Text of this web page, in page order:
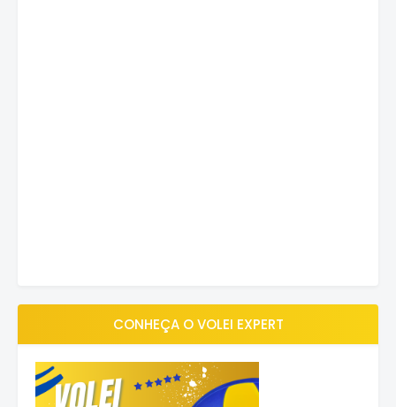
CONHEÇA O VOLEI EXPERT